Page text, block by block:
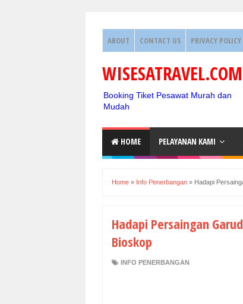
ABOUT CONTACT US PRIVACY POLICY
WISESATRAVEL.COM
Booking Tiket Pesawat Murah dan
Mudah
HOME PELAYANAN KAMI
Home » Info Penerbangan » Hadapi
Hadapi Persaingan
Bioskop
INFO PENERBANGAN